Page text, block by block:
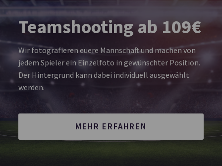
Teamshooting ab 109€
Wir fotografieren euere Mannschaft und machen von
jedem Spieler ein Einzelfoto in gewünschter Position.
Der Hintergrund kann dabei individuell ausgewählt
werden.
MEHR ERFAHREN